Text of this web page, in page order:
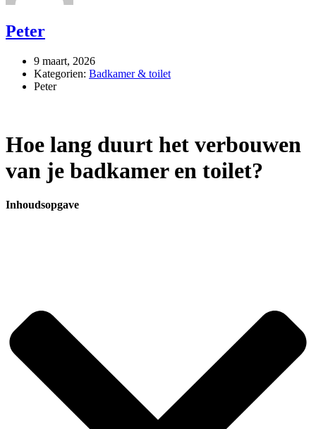
Peter
9 maart, 2026
Kategorien: Badkamer & toilet
Peter
Hoe lang duurt het verbouwen
van je badkamer en toilet?
Inhoudsopgave